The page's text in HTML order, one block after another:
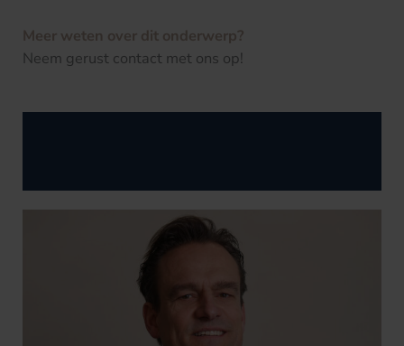
Meer weten over dit onderwerp?
Neem gerust contact met ons op!